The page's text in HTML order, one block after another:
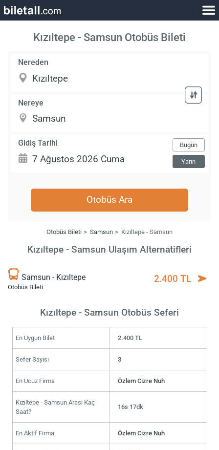
Kızıltepe - Samsun Otobüs Bileti
Nereden
Nereye
Gidiş Tarihi Bugün
Yarın
Otobüs Ara
Otobüs Bileti Samsun Kızıltepe - Samsun
Kızıltepe - Samsun Ulaşım Alternatifleri
Samsun - Kızıltepe
Otobüs Bileti
2.400 TL
Kızıltepe - Samsun Otobüs Seferi
En Uygun Bilet 2.400 TL
Sefer Sayısı 3
En Ucuz Firma Özlem Cizre Nuh
Kızıltepe - Samsun Arası Kaç
Saat?
16s 17dk
En Aktif Firma Özlem Cizre Nuh